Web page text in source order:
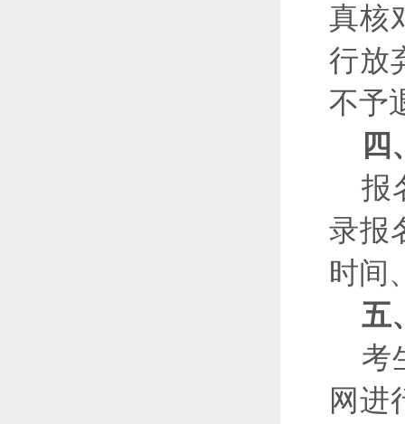
真核
行放
不予
四
报
录报
时间
五
考
网进